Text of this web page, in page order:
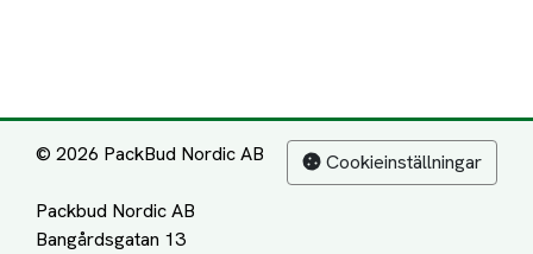
© 2026 PackBud Nordic AB
Packbud Nordic AB
Bangårdsgatan 13
Cookieinställningar